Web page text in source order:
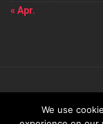
« Apr.
We use